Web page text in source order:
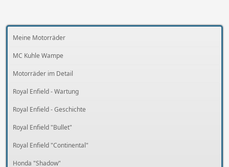
Meine Motorräder
MC Kuhle Wampe
Motorräder im Detail
Royal Enfield - Wartung
Royal Enfield - Geschichte
Royal Enfield "Bullet"
Royal Enfield "Continental"
Honda "Shadow"